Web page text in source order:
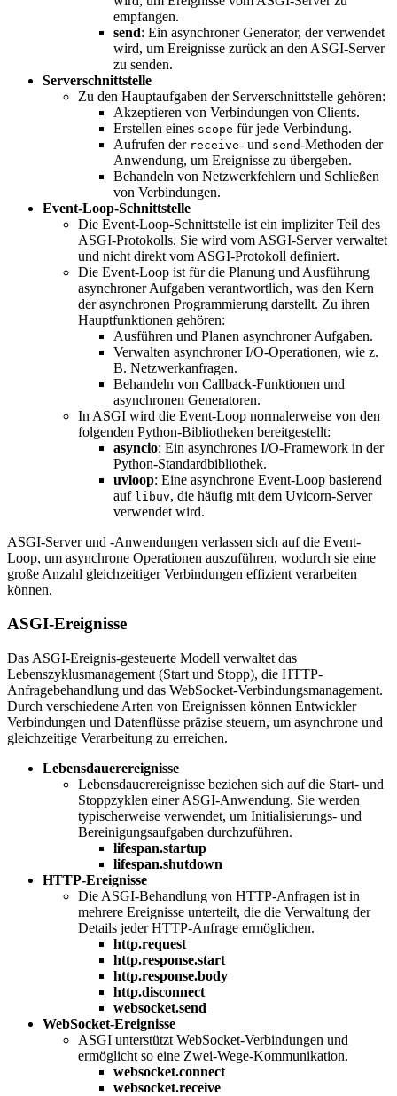
empfangen.
send: Ein asynchroner Generator, der verwendet
wird, um Ereignisse zurück an den ASGI-Server
zu senden.
Serverschnittstelle
Zu den Hauptaufgaben der Serverschnittstelle gehören:
Akzeptieren von Verbindungen von Clients.
Erstellen eines scope für jede Verbindung.
Aufrufen der receive- und send-Methoden der
Anwendung, um Ereignisse zu übergeben.
Behandeln von Netzwerkfehlern und Schließen
von Verbindungen.
Event-Loop-Schnittstelle
Die Event-Loop-Schnittstelle ist ein impliziter Teil des
ASGI-Protokolls. Sie wird vom ASGI-Server verwaltet
und nicht direkt vom ASGI-Protokoll definiert.
Die Event-Loop ist für die Planung und Ausführung
asynchroner Aufgaben verantwortlich, was den Kern
der asynchronen Programmierung darstellt. Zu ihren
Hauptfunktionen gehören:
Ausführen und Planen asynchroner Aufgaben.
Verwalten asynchroner I/O-Operationen, wie z.
B. Netzwerkanfragen.
Behandeln von Callback-Funktionen und
asynchronen Generatoren.
In ASGI wird die Event-Loop normalerweise von den
folgenden Python-Bibliotheken bereitgestellt:
asyncio: Ein asynchrones I/O-Framework in der
Python-Standardbibliothek.
uvloop: Eine asynchrone Event-Loop basierend
auf libuv, die häufig mit dem Uvicorn-Server
verwendet wird.
ASGI-Server und -Anwendungen verlassen sich auf die Event-
Loop, um asynchrone Operationen auszuführen, wodurch sie eine
große Anzahl gleichzeitiger Verbindungen effizient verarbeiten
können.
ASGI-Ereignisse
Das ASGI-Ereignis-gesteuerte Modell verwaltet das
Lebenszyklusmanagement (Start und Stopp), die HTTP-
Anfragebehandlung und das WebSocket-Verbindungsmanagement.
Durch verschiedene Arten von Ereignissen können Entwickler
Verbindungen und Datenflüsse präzise steuern, um asynchrone und
gleichzeitige Verarbeitung zu erreichen.
Lebensdauerereignisse
Lebensdauerereignisse beziehen sich auf die Start- und
Stoppzyklen einer ASGI-Anwendung. Sie werden
typischerweise verwendet, um Initialisierungs- und
Bereinigungsaufgaben durchzuführen.
lifespan.startup
lifespan.shutdown
HTTP-Ereignisse
Die ASGI-Behandlung von HTTP-Anfragen ist in
mehrere Ereignisse unterteilt, die die Verwaltung der
Details jeder HTTP-Anfrage ermöglichen.
http.request
http.response.start
http.response.body
http.disconnect
websocket.send
WebSocket-Ereignisse
ASGI unterstützt WebSocket-Verbindungen und
ermöglicht so eine Zwei-Wege-Kommunikation.
websocket.connect
websocket.receive